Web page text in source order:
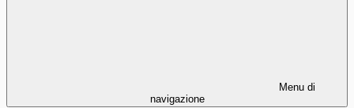
Menu di
navigazione